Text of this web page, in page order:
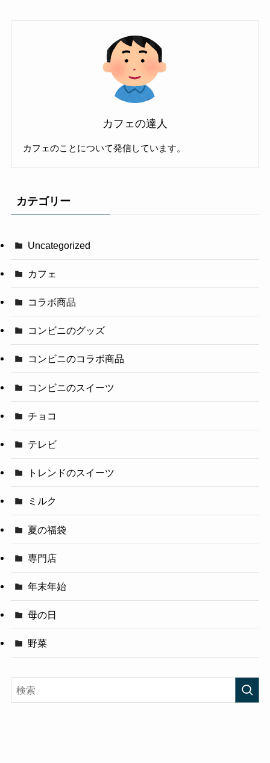
カフェの達人
カフェのことについて発信しています。
カテゴリー
Uncategorized
カフェ
コラボ商品
コンビニのグッズ
コンビニのコラボ商品
コンビニのスイーツ
チョコ
テレビ
トレンドのスイーツ
ミルク
夏の福袋
専門店
年末年始
母の日
野菜